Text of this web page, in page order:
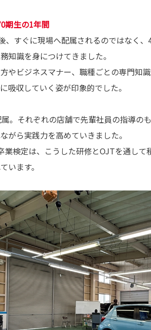
期生の1年間
、すぐに現場へ配属されるのではなく
知識を身につけてきました。
やビジネスマナー、職種ごとの専門知
吸収していく姿が印象的でした。
。それぞれの店舗で先輩社員の指導の
がら実践力を高めていきました。
業検定は、こうした研修とOJTを通し
います。